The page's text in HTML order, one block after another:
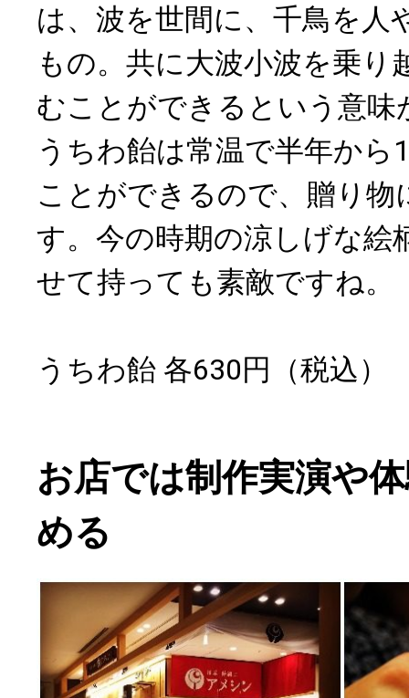
は、波を世間に、千鳥を人
もの。共に大波小波を乗り
むことができるという意味
うちわ飴は常温で半年から
ことができるので、贈り物
す。今の時期の涼しげな絵
せて持っても素敵ですね。
うちわ飴 各630円（税込）
お店では制作実演や
める